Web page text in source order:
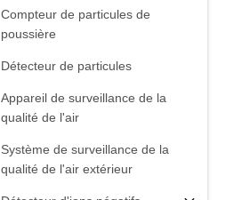
Compteur de particules de
poussière
Détecteur de particules
Appareil de surveillance de la
qualité de l'air
Système de surveillance de la
qualité de l'air extérieur